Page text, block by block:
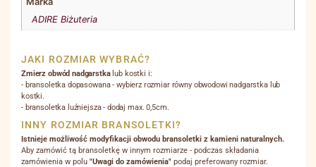
ADIRE Biżuteria
JAKI ROZMIAR WYBRAĆ?
Zmierz obwód nadgarstkalub kostki i:
- bransoletka dopasowana - wybierz rozmiar równy obwodowi nadgarstka lub
kostki.
- bransoletka luźniejsza - dodaj max. 0,5cm.
INNY ROZMIAR BRANSOLETKI?
Istnieje możliwość modyfikacji obwodu bransoletki z kamieni naturalnych.
Aby zamówić tą bransoletkę w innym rozmiarze - podczas składania
zamówienia w polu "Uwagi do zamówienia" podaj preferowany rozmiar.